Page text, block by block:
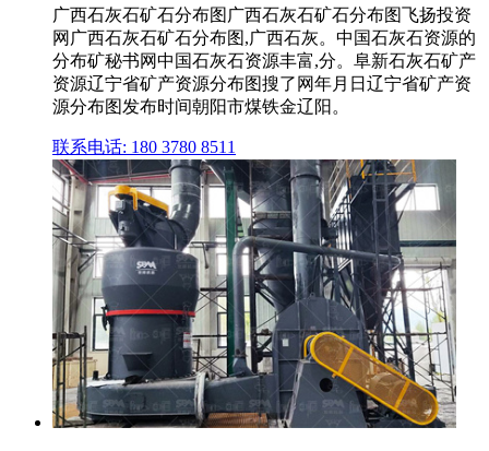
广西石灰石矿石分布图广西石灰石矿石分布图飞扬投资
网广西石灰石矿石分布图,广西石灰。中国石灰石资源的
分布矿秘书网中国石灰石资源丰富,分。阜新石灰石矿产
资源辽宁省矿产资源分布图搜了网年月日辽宁省矿产资
源分布图发布时间朝阳市煤铁金辽阳。
联系电话: 180 3780 8511